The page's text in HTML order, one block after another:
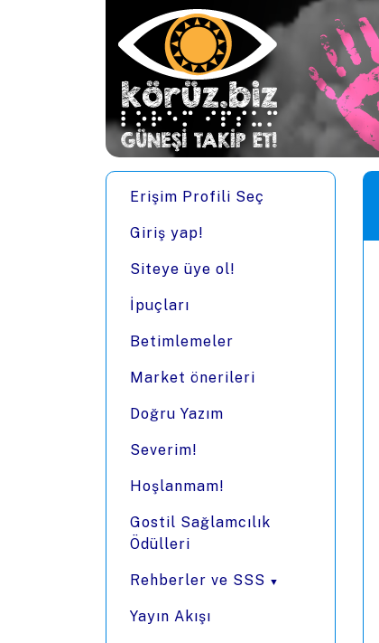
Ana içeriğe zıpla
Erişim Profili Seç
Giriş yap!
Siteye üye ol!
İpuçları
Betimlemeler
Market önerileri
Doğru Yazım
Severim!
Hoşlanmam!
Gostil Sağlamcılık
Ödülleri
Rehberler ve SSS
Yayın Akışı